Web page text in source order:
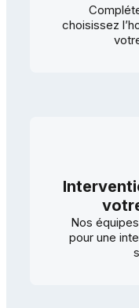
choisissez
Nos
pour une